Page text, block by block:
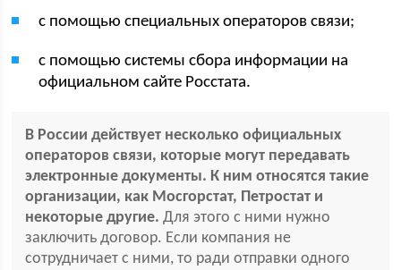
с помощью специальных операторов связи;
с помощью системы сбора информации на
официальном сайте Росстата.
В России действует несколько официальных
операторов связи, которые могут передавать
электронные документы. К ним относятся такие
организации, как Мосгорстат, Петростат и
некоторые другие. Для этого с ними нужно
заключить договор. Если компания не
сотрудничает с ними, то ради отправки одного